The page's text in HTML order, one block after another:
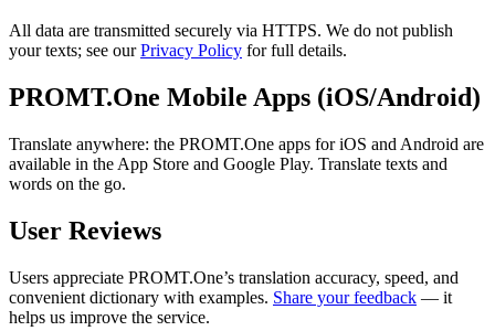
All data are transmitted securely via HTTPS. We do not publish
your texts; see ourPrivacy Policy for full details.
PROMT.One Mobile Apps (iOS/Android)
Translate anywhere: the PROMT.One apps for iOS and Android are
available in the App Store and Google Play. Translate texts and
words on the go.
User Reviews
Users appreciate PROMT.One’s translation accuracy, speed, and
convenient dictionary with examples. Share your feedback — it
helps us improve the service.